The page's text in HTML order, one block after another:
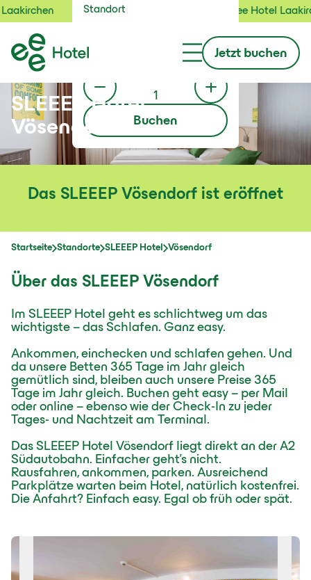
Jetzt neu: das eee Hotel Laakirchen
Jetzt buchen
SLEEEP Hotel
Vösendorf
Standort
Check-in / Check-out
9.8.
1
Buchen
Das SLEEEP Vösendorf ist eröffnet
Startseite Standorte SLEEEP Hotel Vösendorf
Über das SLEEEP Vösendorf
Im SLEEEP Hotel geht es schlichtweg um das
wichtigste – das Schlafen. Ganz easy.
Ankommen, einchecken und schlafen gehen. Und
da unsere Betten 365 Tage im Jahr gleich
gemütlich sind, bleiben auch unsere Preise 365
Tage im Jahr gleich. Buchen geht easy – per Mail
oder online – ebenso wie der Check-In zu jeder
Tages- und Nachtzeit am Terminal.
Das SLEEEP Hotel Vösendorf liegt direkt an der A2
Südautobahn. Einfacher geht’s nicht.
Rausfahren, ankommen, parken. Ausreichend
Parkplätze warten beim Hotel, natürlich kostenfrei.
Die Anfahrt? Einfach easy. Egal ob früh oder spät.